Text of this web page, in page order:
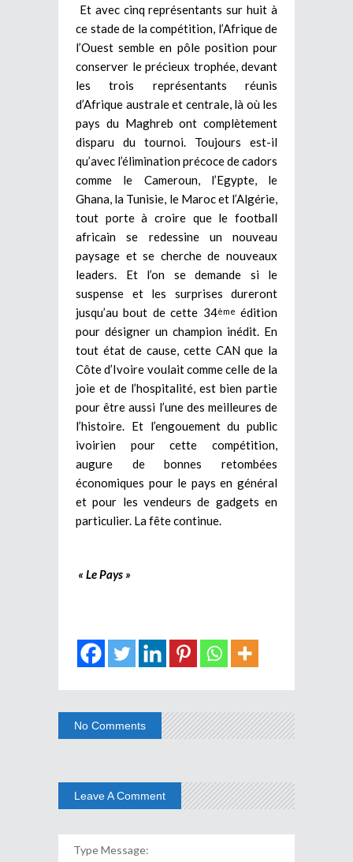
Et avec cinq représentants sur huit à
ce stade de la compétition, l’Afrique de
l’Ouest semble en pôle position pour
conserver le précieux trophée, devant
les trois représentants réunis
d’Afrique australe et centrale, là où les
pays du Maghreb ont complètement
disparu du tournoi. Toujours est-il
qu’avec l’élimination précoce de cadors
comme le Cameroun, l’Egypte, le
Ghana, la Tunisie, le Maroc et l’Algérie,
tout porte à croire que le football
africain se redessine un nouveau
paysage et se cherche de nouveaux
leaders. Et l’on se demande si le
suspense et les surprises dureront
jusqu’au bout de cette 34ème édition
pour désigner un champion inédit. En
tout état de cause, cette CAN que la
Côte d’Ivoire voulait comme celle de la
joie et de l’hospitalité, est bien partie
pour être aussi l’une des meilleures de
l’histoire. Et l’engouement du public
ivoirien pour cette compétition,
augure de bonnes retombées
économiques pour le pays en général
et pour les vendeurs de gadgets en
particulier. La fête continue.
« Le Pays »
No Comments
Leave A Comment